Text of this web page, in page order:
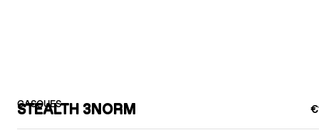
CASQUES
STEALTH 3NORM